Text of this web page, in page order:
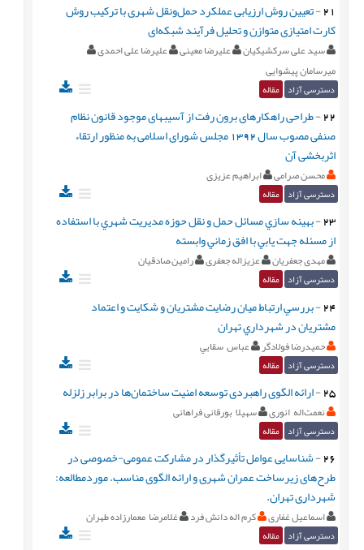
21
-تعیین روش ارزیابی عملکرد حمل‌ونقل شهری با ترکیب روش
کارت امتیازی متوازن و تحلیل فرآیند شبکه‌ای
سید علی سرکشیکیان علیرضا معینی
علیرضا علی احمدی
میرسامان پیشوایی
دسترسی آزاد مقاله
22
-طراحی راهکارهای برون رفت از آسیبهای موجود قانون نظام
صنفی مصوب سال 1392 مجلس شورای اسلامی به منظور ارتقاء
اثربخشی آن
محسن صرامی ابراهیم عزیزی
دسترسی آزاد مقاله
23
-بهينه ‏سازي مسائل حمل و نقل حوزه مديريت شهري با استفاده
از مسئله جهت‏ يابي با افق زماني وابسته
مهدی جعفریان عزیزاله جعفری رامین ُصادقیان
دسترسی آزاد مقاله
24
-بررسي ارتباط ميان رضايت مشتريان و شكايت و اعتماد
مشتريان در شهرداري تهران
حميدرضا فولادگر عباس سقايي
دسترسی آزاد مقاله
25
-ارائه الگوی راهبردی توسعه امنیت ساختمان‌ها در برابر زلزله
نعمت‌اله انوری سهیلا بورقانی فراهانی
دسترسی آزاد مقاله
26
-شناسایی عوامل تأثیرگذار در مشارکت عمومی-خصوصی در
طرح‌های زیرساخت عمران شهری و ارائه الگوی مناسب. موردمطالعه:
شهرداری تهران.
اسماعیل غفاری کرم اله دانش فرد غلامرضا معمارزاده طهران
دسترسی آزاد مقاله